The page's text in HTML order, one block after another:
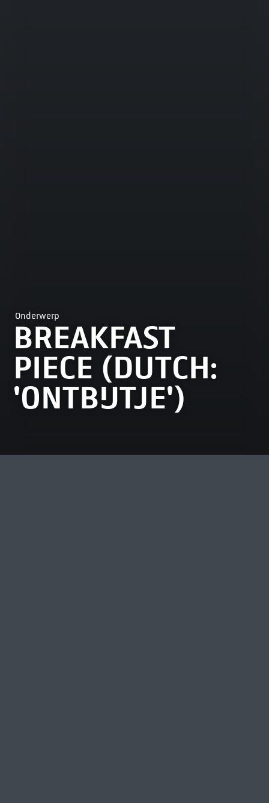
Onderwerp
BREAKFAST
PIECE (DUTCH:
'ONTBIJTJE')